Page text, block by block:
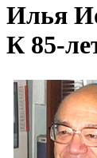
Илья
К 85-